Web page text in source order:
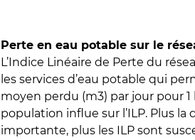
Perte en eau potable sur le
L’Indice Linéaire de Perte du
les services d’eau potable qui
moyen perdu (m3) par jour pour
population influe sur l’ILP. Plus
importante, plus les ILP sont